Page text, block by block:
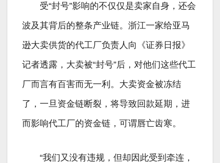
受“封号”影响的不仅仅是卖家自身，还会
波及其背后的整条产业链。浙江一家给亚马
逊大卖供货的代工厂负责人向《证券日报》
记者透露，大卖被“封号”后，对他们这些代工
厂而言有百害而无一利。大卖资金被冻结
了，一旦资金链断裂，将导致回款延期，进
而影响代工厂的资金链，可谓唇亡齿寒。
“我们又没有违规，但却因此受到牵连，